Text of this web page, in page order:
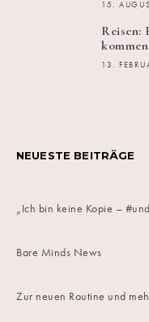
15.
Reisen:
13.
NEUESTE BEITRÄGE
„Ich bin keine Kopie –
Bare Minds News
Zur neuen Routine und